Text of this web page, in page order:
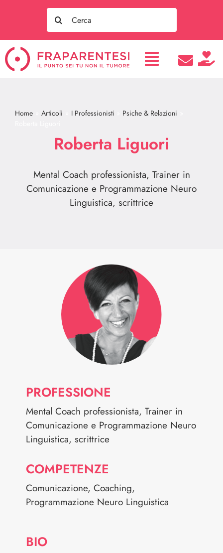
Search
for:
Home Articoli I Professionisti
Psiche & Relazioni
Roberta Liguori
Mental Coach professionista, Trainer in
Comunicazione e Programmazione Neuro
Linguistica, scrittrice
PROFESSIONE
Mental Coach professionista, Trainer in
Comunicazione e Programmazione Neuro
Linguistica, scrittrice
COMPETENZE
Comunicazione, Coaching,
Programmazione Neuro Linguistica
BIO